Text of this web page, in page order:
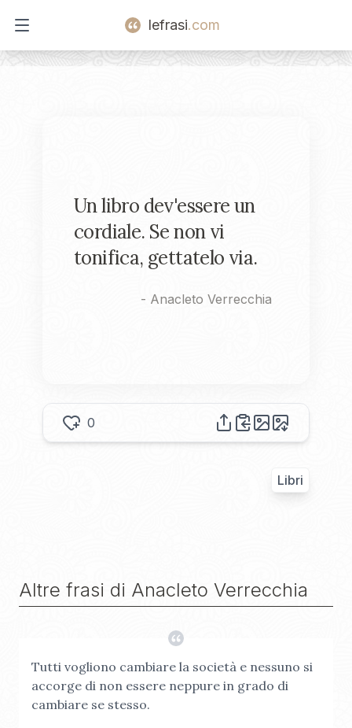
Open main menu
lefrasi.com
Un libro dev'essere un
cordiale. Se non vi
tonifica, gettatelo via.
- Anacleto Verrecchia
0
Libri
Altre frasi di Anacleto Verrecchia
Tutti vogliono cambiare la società e nessuno si
accorge di non essere neppure in grado di
cambiare se stesso.